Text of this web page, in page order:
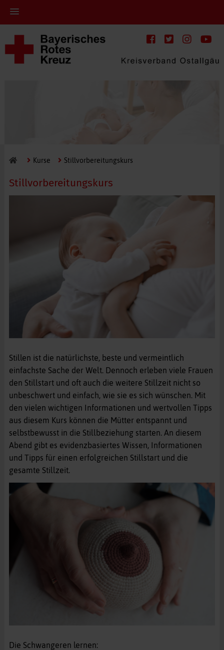
Kurse Stillvorbereitungskurs
Stillvorbereitungskurs
Stillen ist die natürlichste, beste und vermeintlich
einfachste Sache der Welt. Dennoch erleben viele Frauen
den Stillstart und oft auch die weitere Stillzeit nicht so
unbeschwert und einfach, wie sie es sich wünschen. Mit
den vielen wichtigen Informationen und wertvollen Tipps
aus diesem Kurs können die Mütter entspannt und
selbstbewusst in die Stillbeziehung starten. An diesem
Abend gibt es evidenzbasiertes Wissen, Informationen
und Tipps für einen erfolgreichen Stillstart und die
gesamte Stillzeit.
Die Schwangeren lernen: